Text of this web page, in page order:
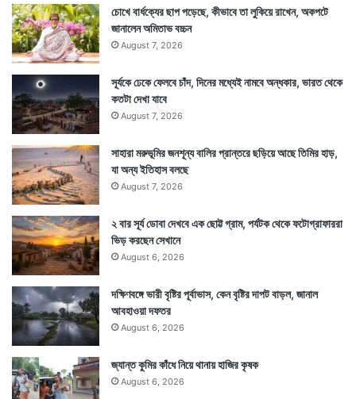
Tags Earth ISRO NASA
চোখে বার্ধক্যের ছাপ পড়েছে, কীভাবে তা লুকিয়ে রাখেন, অকপটে
জানালেন অমিতাভ বচ্চন
August 7, 2026
সূর্যকে ঢেকে ফেলবে চাঁদ, দিনের মধ্যেই নামবে অন্ধকার, ভারত থেকে
কতটা দেখা যাবে
August 7, 2026
সাহারা মরুভূমির জনশূন্য বালির প্রান্তরে ছড়িয়ে আছে তিমির হাড়,
যা অন্য ইতিহাস বলছে
August 7, 2026
২ বার সূর্য ডোবা দেখবে এক ছোট্ট গ্রাম, পর্যটক থেকে ফটোগ্রাফাররা
ভিড় করছেন সেখানে
August 6, 2026
দক্ষিণবঙ্গে ভারী বৃষ্টির পূর্বাভাস, কেন বৃষ্টির দাপট বাড়ল, জানাল
আবহাওয়া দফতর
August 6, 2026
জ্যান্ত কুমির কাঁধে নিয়ে থানায় হাজির কৃষক
August 6, 2026